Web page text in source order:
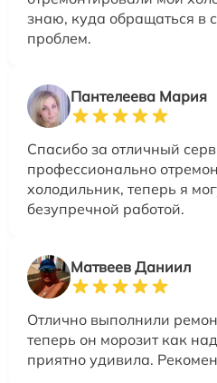
знаю, куда обращаться в
проблем.
Пантелеева Мария
Спасибо за отличный
профессионально
холодильник, теперь я
безупречной работой.
Матвеев Даниил
Отлично выполнили
теперь он морозит как
приятно удивила.